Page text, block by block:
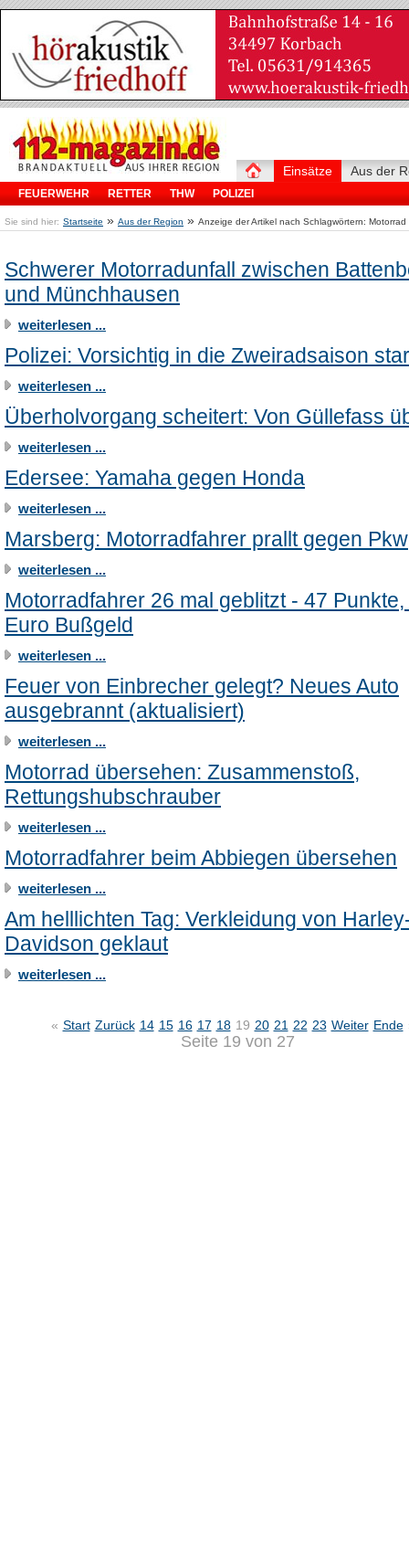
Einsätze
FEUERWEHR RETTER THW POLIZEI
Aus der
Sie sind hier: Startseite » Aus der Region » Anzeige der Artikel nach Schlagwörtern: Motorrad
Schwerer Motorradunfall zwischen
und Münchhausen
weiterlesen ...
Polizei: Vorsichtig in die Zweiradsaison
weiterlesen ...
Überholvorgang scheitert: Von Güllefass
weiterlesen ...
Edersee: Yamaha gegen Honda
weiterlesen ...
Marsberg: Motorradfahrer prallt gegen Pkw
weiterlesen ...
Motorradfahrer 26 mal geblitzt - 47
Euro Bußgeld
weiterlesen ...
Feuer von Einbrecher gelegt? Neues Auto
ausgebrannt (aktualisiert)
weiterlesen ...
Motorrad übersehen: Zusammenstoß,
Rettungshubschrauber
weiterlesen ...
Motorradfahrer beim Abbiegen übersehen
weiterlesen ...
Am helllichten Tag: Verkleidung von
Davidson geklaut
weiterlesen ...
« Start Zurück 14 15 16 17 18 19 20 21 22 23 Weiter Ende
Seite 19 von 27